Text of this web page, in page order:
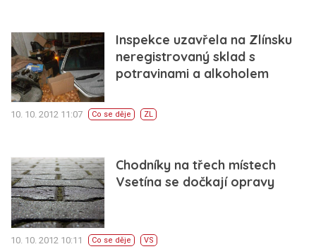
Inspekce uzavřela na Zlínsku
neregistrovaný sklad s
potravinami a alkoholem
10. 10. 2012 11:07 Co se děje ZL
Chodníky na třech místech
Vsetína se dočkají opravy
10. 10. 2012 10:11 Co se děje VS